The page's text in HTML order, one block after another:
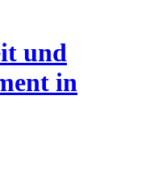
und
in